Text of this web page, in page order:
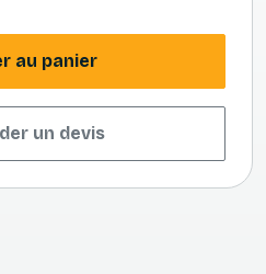
au panier
un devis